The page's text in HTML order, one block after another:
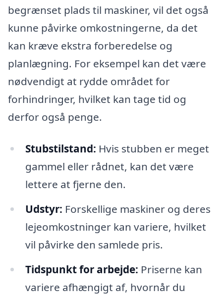
begrænset plads til maskiner, vil det også
kunne påvirke omkostningerne, da det
kan kræve ekstra forberedelse og
planlægning. For eksempel kan det være
nødvendigt at rydde området for
forhindringer, hvilket kan tage tid og
derfor også penge.
Stubstilstand: Hvis stubben er meget
gammel eller rådnet, kan det være
lettere at fjerne den.
Udstyr: Forskellige maskiner og deres
lejeomkostninger kan variere, hvilket
vil påvirke den samlede pris.
Tidspunkt for arbejde: Priserne kan
variere afhængigt af, hvornår du